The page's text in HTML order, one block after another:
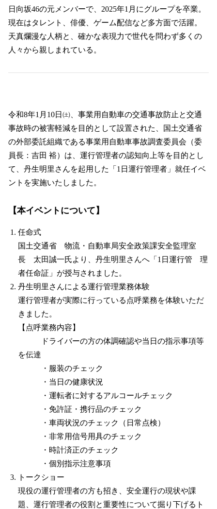
日向坂46の元メンバーで、2025年1月にグループを卒業。
現在はタレント、俳優、ゲーム配信など多方面で活躍。
天真爛漫な人柄と、確かな表現力で世代を問わず多くの
人々から親しまれている。
令和8年1月10日㈯、事業用自動車の交通事故防止と交通
事故時の被害軽減を目的として設置された、国土交通省
の外部委託組織である事業用自動車事故調査委員会（委
員長：吉田 裕）は、運行管理者の認知向上等を目的とし
て、丹生明里さんを起用した「1日運行管理者」就任イベ
ントを実施いたしました。
【本イベントについて】
任命式
国土交通省 物流・自動車局安全政策課安全監理室
長 太田誠一氏より、丹生明里さんへ「1日運行管 理
者任命証」が授与されました。
丹生明里さんによる運行管理業務体験
運行管理者が実際に行っている点呼業務を体験いただ
きました。
【点呼業務内容】
ドライバーの方の体調確認や当日の指示事項等
を伝達
・服装のチェック
・当日の健康状況
・運転者に対するアルコールチェック
・免許証・携行品のチェック
・車両状況のチェック（日常点検）
・非常用信号用具のチェック
・時計済正のチェック
・個別指示注意事項
トークショー
現役の運行管理者の方も招き、安全運行の現状や課
題、運行管理者の役割と重要性について掘り下げるト